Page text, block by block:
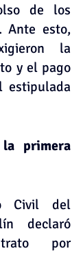
de los
Ante esto,
la
y el pago
estipulada
primera
Civil del
declaró
por